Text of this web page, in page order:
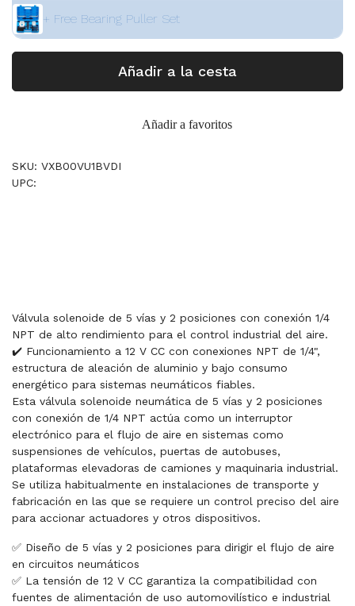
+ Free Bearing Puller Set
Añadir a la cesta
Añadir a favoritos
SKU: VXB00VU1BVDI
UPC:
Válvula solenoide de 5 vías y 2 posiciones con conexión 1/4
NPT de alto rendimiento para el control industrial del aire.
✔️ Funcionamiento a 12 V CC con conexiones NPT de 1/4",
estructura de aleación de aluminio y bajo consumo
energético para sistemas neumáticos fiables.
Esta válvula solenoide neumática de 5 vías y 2 posiciones
con conexión de 1/4 NPT actúa como un interruptor
electrónico para el flujo de aire en sistemas como
suspensiones de vehículos, puertas de autobuses,
plataformas elevadoras de camiones y maquinaria industrial.
Se utiliza habitualmente en instalaciones de transporte y
fabricación en las que se requiere un control preciso del aire
para accionar actuadores y otros dispositivos.
✅ Diseño de 5 vías y 2 posiciones para dirigir el flujo de aire
en circuitos neumáticos
✅ La tensión de 12 V CC garantiza la compatibilidad con
fuentes de alimentación de uso automovilístico e industrial